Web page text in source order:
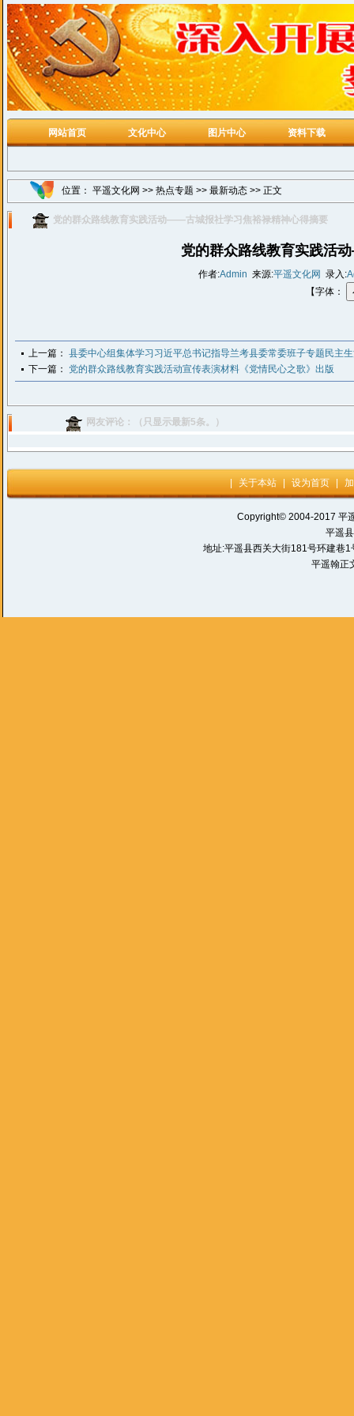
网站首页 文化中心 图片中心 资料下载
位置： 平遥文化网 >> 热点专题 >> 最新动态 >> 正文
党的群众路线教育实践活动——古城报社学习焦裕禄精神心得摘要
党的群众路线教育实践活
作者:Admin 来源:平遥文化网 录入:
【字体：
上一篇： 县委中心组集体学习习近平总书记指导兰考县委常委班子专题民主
下一篇： 党的群众路线教育实践活动宣传表演材料《党情民心之歌》出版
网友评论：（只显示最新5条。）
关于本站 设为首页
Copyright© 2004-2017 平
平遥
地址:平遥县西关大街181号环建
平遥翰正